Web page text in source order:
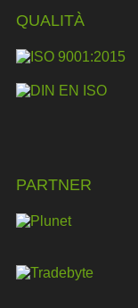
QUALITÀ
PARTNER